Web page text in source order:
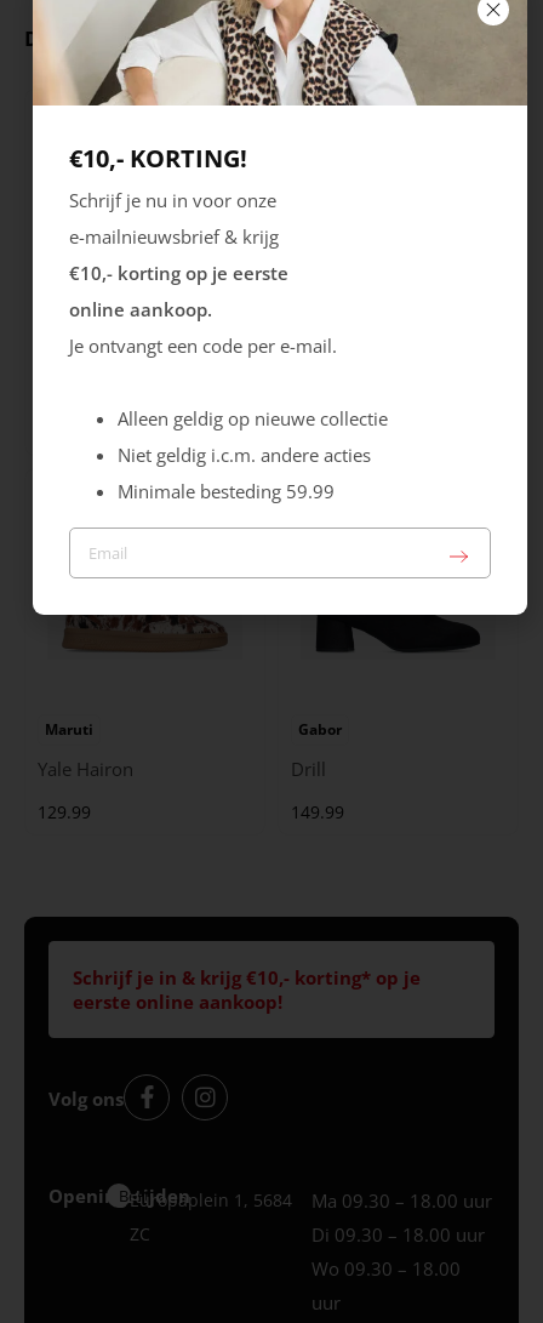
Deze producten ga je leuk vinden
Rieker Maruti
129.99
Maruti
Yale Hairon
129.99
Gabor
Drill
149.99
Schrijf je in & krijg €10,- korting* op je
eerste online aankoop!
Volg ons
Openingstijden
Best
Europaplein 1, 5684
ZC
Ma 09.30 – 18.00 uur
Di 09.30 – 18.00 uur
Wo 09.30 – 18.00
uur
€10,- KORTING!
Schrijf je nu in voor onze
e-mailnieuwsbrief & krijg
€10,- korting op je eerste
online aankoop.
Je ontvangt een code per e-mail.
Alleen geldig op nieuwe collectie
Niet geldig i.c.m. andere acties
Minimale besteding 59.99